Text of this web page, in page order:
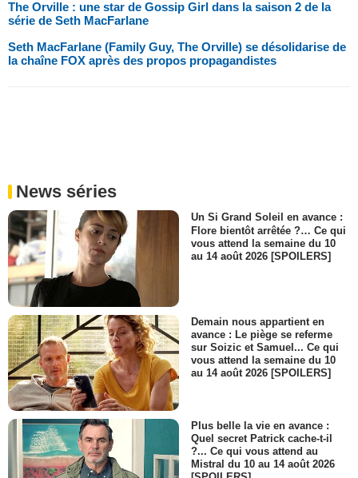
The Orville : une star de Gossip Girl dans la saison 2 de la
série de Seth MacFarlane
Seth MacFarlane (Family Guy, The Orville) se désolidarise de
la chaîne FOX après des propos propagandistes
News séries
Un Si Grand Soleil en avance :
Flore bientôt arrêtée ?… Ce qui
vous attend la semaine du 10
au 14 août 2026 [SPOILERS]
Demain nous appartient en
avance : Le piège se referme
sur Soizic et Samuel... Ce qui
vous attend la semaine du 10
au 14 août 2026 [SPOILERS]
Plus belle la vie en avance :
Quel secret Patrick cache-t-il
?... Ce qui vous attend au
Mistral du 10 au 14 août 2026